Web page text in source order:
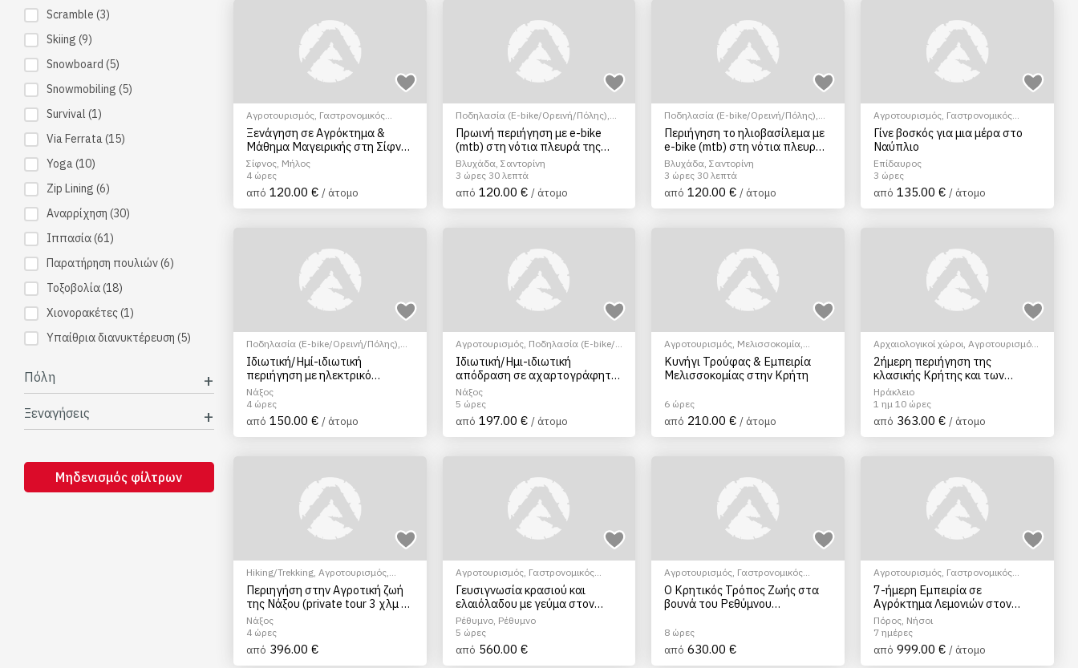
Scramble (3)
Skiing (9)
Snowboard (5)
Snowmobiling (5)
Survival (1)
Via Ferrata(15)
Yoga(10)
Zip Lining (6)
Αναρρίχηση (30)
Ιππασία(61)
Παρατήρηση πουλιών(6)
Τοξοβολία(18)
Χιονορακέτες(1)
Υπαίθρια διανυκτέρευση (5)
Πόλη
Ξεναγήσεις
Μηδενισμός φίλτρων
Αγροτουρισμός, Γαστρονομικός
τουρισμός
EcoΠεριηγήση
Μάθημα
Μαγειρικής , Σεμινάρια & Μαθήματα
Ξενάγηση σε Αγρόκτημα &
Μάθημα Μαγειρικής στη Σίφνο
(Πρωινή Εμπειρία)
Σίφνος, Μήλος
4 ώρες
από 120.00 € / άτομο
Ποδηλασία (E-bike/Ορεινή/Πόλης),
Αγροτουρισμός, EcoΠεριηγήση
Μουσεία ,Ξεναγήσεις/Αξιοθέατα,
Πολιτιστικά - Πολιτισμικά
Πρωινή περιήγηση με e-bike
(mtb) στη νότια πλευρά της
Σαντορίνης
Βλυχάδα, Σαντορίνη
3 ώρες 30 λεπτά
από 120.00 € / άτομο
Ποδηλασία (E-bike/Ορεινή/Πόλης),
Αγροτουρισμός
EcoΠεριηγήση
Μουσεία ,Ξεναγήσεις/Αξιοθέατα,
Πολιτιστικά - Πολιτισμικά
Περιήγηση το ηλιοβασίλεμα με
e-bike (mtb) στη νότια πλευρά
της Σαντορίνης
Βλυχάδα, Σαντορίνη
3 ώρες 30 λεπτά
από 120.00 € / άτομο
Αγροτουρισμός, Γαστρονομικός
τουρισμός
Γίνε βοσκός για μια μέρα στο
Ναύπλιο
Επίδαυρος
3 ώρες
από 135.00 € / άτομο
Ποδηλασία (E-bike/Ορεινή/Πόλης),
Αγροτουρισμός
Γαστρονομικός
τουρισμός, Γευσιγνωσία ελαιολάδου
EcoΠεριηγήση,Ξεναγήσεις/
Αξιοθέατα
Ιδιωτική/Ημί-ιδιωτική
περιήγηση με ηλεκτρικό
ποδήλατο (E-Bike) στη Νάξο
Νάξος
4 ώρες
από 150.00 € / άτομο
Αγροτουρισμός, Ποδηλασία (E-bike/
Ορεινή/Πόλης)
Αρχαιολογικοί χώροι
Γαστρονομικός τουρισμός,
Μαγειρικής,Μουσεία,Πολιτιστικά -
Πολιτισμικά
Ιδιωτική/Ημι-ιδιωτική
απόδραση σε αχαρτογράφητα
μέρη της Νάξου
Νάξος
5 ώρες
από 197.00 € / άτομο
Αγροτουρισμός, Μελισσοκομία,
Κυνήγι Μανιταριών
Σεμινάρια &
Μαθήματα
Κυνήγι Τρούφας & Εμπειρία
Μελισσοκομίας στην Κρήτη
6 ώρες
από 210.00 € / άτομο
Αρχαιολογικοί χώροι,Αγροτουρισμός,
Θρησκευτικός Τουρισμός
EcoΠεριηγήση,Ξεναγήσεις/
Αξιοθέατα,Πεζοπορία Πόλης
2ήμερη περιήγηση της
κλασικής Κρήτης και των
κρητικών χωριών
Ηράκλειο
1 ημ 10 ώρες
από 363.00 € / άτομο
Hiking/Trekking, Αγροτουρισμός,
Γαστρονομικός τουρισμός
Περιηγήση στην Αγροτική ζωή
της Νάξου (private tour 3 χλμ -
4 ώρες)
Νάξος
4 ώρες
από 396.00 €
Αγροτουρισμός, Γαστρονομικός
τουρισμός
Γευσιγνωσία ελαιολάδου
Γευσιγνωσία κρασιού,Πολιτιστικά -
Πολιτισμικά
Γευσιγνωσία κρασιού και
ελαιόλαδου με γεύμα στον
Αποκόρωνα από το Ρέθυμνο ή
τα Χανιά, Κρήτη
Ρέθυμνο, Ρέθυμνο
5 ώρες
από 560.00 €
Αγροτουρισμός, Γαστρονομικός
τουρισμός
, EcoΠεριηγήση
Ξεναγήσεις/Αξιοθέατα,Πολιτιστικά -
Πολιτισμικά
Ο Κρητικός Τρόπος Ζωής στα
βουνά του Ρεθύμνου
8 ώρες
από 630.00 €
Αγροτουρισμός, Γαστρονομικός
τουρισμός ,EcoΠεριηγήση
& Μαθήματα
7-ήμερη Εμπειρία σε
Αγρόκτημα Λεμονιών στον
Πόρο
Πόρος, Νήσοι
7 ημέρες
από 999.00 € / άτομο